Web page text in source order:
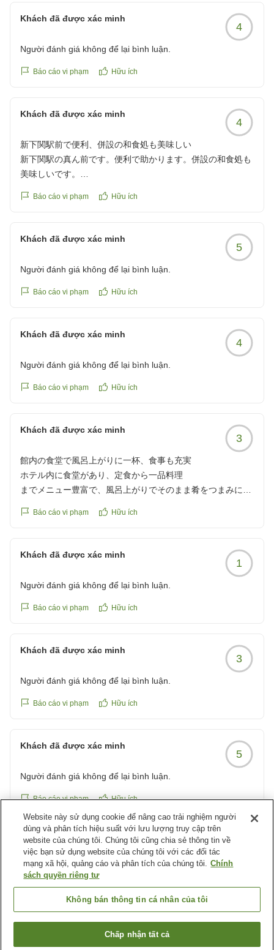
Khách đã được xác minh
4
Người đánh giá không để lại bình luận.
Báo cáo vi phạm Hữu ích
Khách đã được xác minh
4
新下関駅前で便利、併設の和食処も美味しい
新下関駅の真ん前です。便利で助かります。併設の和食処も
美味しいです。
https://review.travel.rakuten.co.jp/hotel/voice/44850?
Báo cáo vi phạm Hữu ích
Khách đã được xác minh
5
Người đánh giá không để lại bình luận.
Báo cáo vi phạm Hữu ích
Khách đã được xác minh
4
Người đánh giá không để lại bình luận.
Báo cáo vi phạm Hữu ích
Khách đã được xác minh
3
館内の食堂で風呂上がりに一杯、食事も充実
ホテル内に食堂があり、定食から一品料理
までメニュー豊富で、風呂上がりでそのまま肴をつまみに一
て良いので助かりました。
Báo cáo vi phạm Hữu ích
Khách đã được xác minh
1
Người đánh giá không để lại bình luận.
Báo cáo vi phạm Hữu ích
Khách đã được xác minh
3
Người đánh giá không để lại bình luận.
Báo cáo vi phạm Hữu ích
Khách đã được xác minh
5
Người đánh giá không để lại bình luận.
Báo cáo vi phạm Hữu ích
Khách đã được xác minh
Người đánh giá không để lại bình luận.
Báo cáo vi phạm Hữu ích
Xem thêm các kết quả khác
Website này sử dụng cookie để nâng cao trải nghiệm người
dùng và phân tích hiệu suất với lưu lượng truy cập trên
website của chúng tôi. Chúng tôi cũng chia sẻ thông tin về
việc bạn sử dụng website của chúng tôi với các đối tác
mạng xã hội, quảng cáo và phân tích của chúng tôi. Chính
sách quyền riêng tư
Không bán thông tin cá nhân của tôi
Chấp nhận tất cả